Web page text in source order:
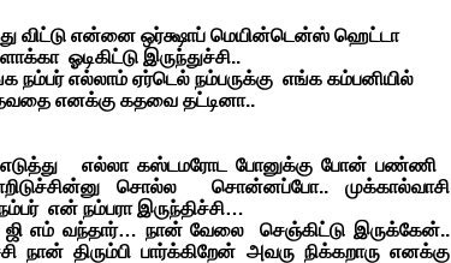
விட்டு என்னை ஒர்க்ஷாப் மெயின்டென்ஸ் ஹெட்டா
ஓடிகிட்டு இருந்துச்சி..
நம்பர் எல்லாம் ஏர்டெல் நம்பருக்கு எங்க கம்பனியில்
எனக்கு கதவை தட்டினா..
எடுத்துஎல்லா கஸ்டமரோட போனுக்கு போன் பண்ணி
சொல்ல சொன்னப்போ.. முக்கால்வாசி
என் நம்பரா இருந்திச்சி…
எம் வந்தார்… நான் வேலை செஞ்கிட்டு இருக்கேன்..
நான் திரும்பி பார்க்கிறேன் அவரு நிக்கறாரு எனக்கு